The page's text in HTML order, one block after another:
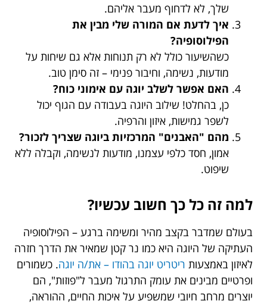
שלך, לא לדחוף מעבר אליהם.
איך לדעת אם המורה שלי מבין את
הפילוסופיה?
כשהשיעור כולל לא רק תנוחות אלא גם שיחות על
מודעות, נשימה, וחיבור פנימי – זה סימן טוב.
האם אפשר לשלב יוגה עם אימוני כוח?
כן, בהחלט! שילוב היוגה בעבודה עם הגוף יכול
לשפר גמישות, איזון והרפיה.
מהם "האבנים" המרכזיות ביוגה שצריך לזכור?
אמון, חסד כלפי עצמנו, מודעות לנשימה, וקבלה ללא
שיפוט.
למה זה כל כך חשוב עכשיו?
בעולם שמדבר בקצב מהיר ומשימה ברגע – הפילוסופיה
העתיקה של היוגה היא כמו נר קטן שמאיר את הדרך חזרה
לאיזון באמצעות ריטריט יוגה בהודו – את/ה יוגה. כשמורים
ופרטיים מבינים את עומק התרגול מעבר ל"פוזות", הם
יוצרים מרחב חיובי שמשפיע על איכות החיים, ההוראה,